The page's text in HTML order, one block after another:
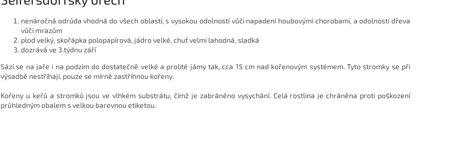
nenáročná odrůda vhodná do všech oblastí, s vysokou odolností vůči napadení houbovými chorobami, a odolností dřeva
vůči mrazům
plod velký, skořápka polopapírová, jádro velké, chuť velmi lahodná, sladká
dozrává ve 3.týdnu září
Sází se na jaře i na podzim do dostatečně velké a prolité jámy tak, cca 15 cm nad kořenovým systémem. Tyto stromky se při
výsadbě nestříhají, pouze se mírně zastřihnou kořeny.
Kořeny u keřů a stromků jsou ve vlhkém substrátu, čímž je zabráněno vysychání. Celá rostlina je chráněna proti poškození
průhledným obalem s velkou barevnou etiketou.